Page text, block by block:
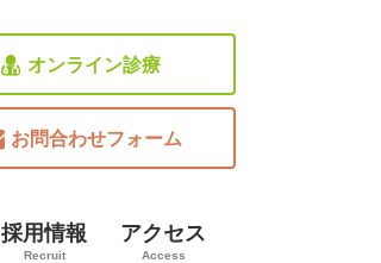
オンライン診療
お問合わせフォーム
採用情報
Recruit
アクセス
Access